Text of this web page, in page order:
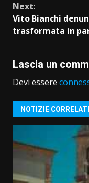
Next:
Vito Bianchi
trasformata in
Lascia un
Devi essere
NOTIZIE